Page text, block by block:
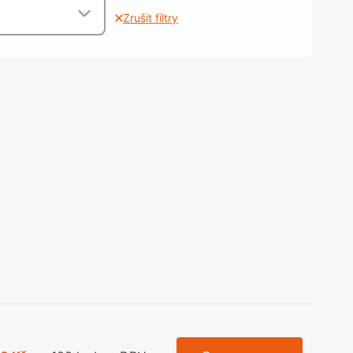
nohy, Nábytkové nohy a
nastavení
Zrušit filtry